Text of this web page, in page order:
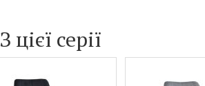
З цієї серії